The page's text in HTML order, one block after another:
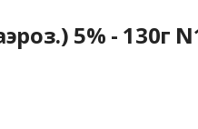
5% - 130г